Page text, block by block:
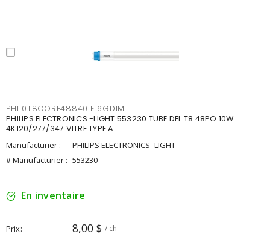
PHI10T8CORE48840IF16GDIM
PHILIPS ELECTRONICS -LIGHT 553230 TUBE DEL T8 48PO 10W
4K120/277/347 VITRE TYPE A
Manufacturier :
PHILIPS ELECTRONICS -LIGHT
# Manufacturier : 553230
En inventaire
Prix 8,00 $ / ch